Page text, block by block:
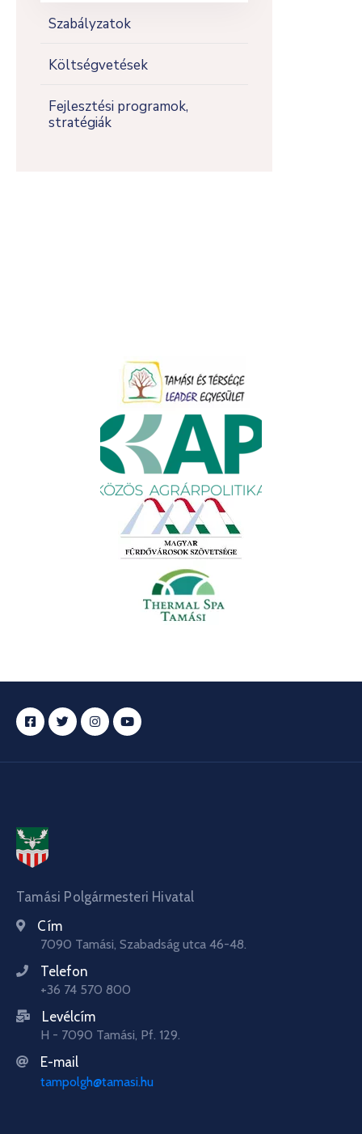
Szabályzatok
Költségvetések
Fejlesztési programok,
stratégiák
Tamási Polgármesteri Hivatal
Cím
7090 Tamási, Szabadság utca 46-48.
Telefon
+36 74 570 800
Levélcím
H - 7090 Tamási, Pf. 129.
E-mail
tampolgh@tamasi.hu